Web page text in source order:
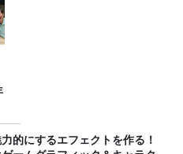
的にするエフェクトを作る！